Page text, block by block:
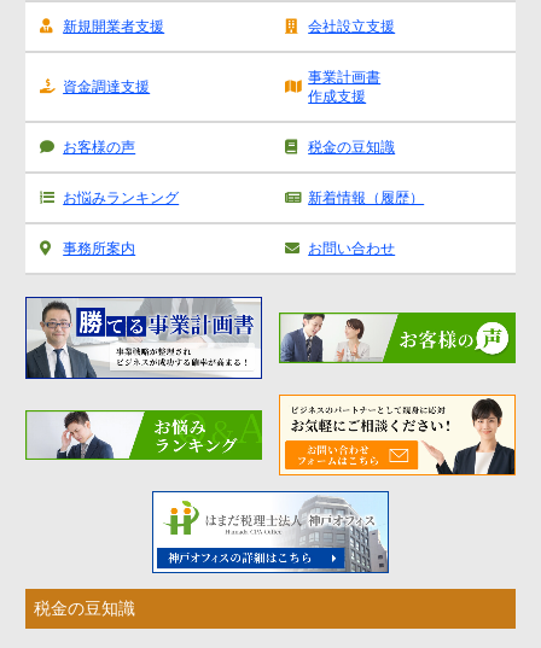
新規開業者支援 会社設立支援
資金調達支援
事業計画書
作成支援
お客様の声 税金の豆知識
お悩みランキング 新着情報（履歴）
事務所案内 お問い合わせ
税金の豆知識